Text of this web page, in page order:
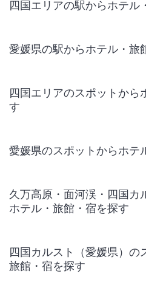
四国エリアの駅からホテル
愛媛県の駅からホテル・旅
四国エリアのスポットから
す
愛媛県のスポットからホテ
久万高原・面河渓・四国カ
ホテル・旅館・宿を探す
四国カルスト（愛媛県）の
旅館・宿を探す